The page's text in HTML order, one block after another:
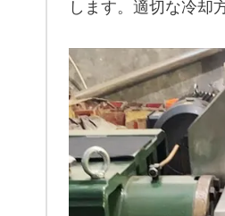
します。適切な冷却